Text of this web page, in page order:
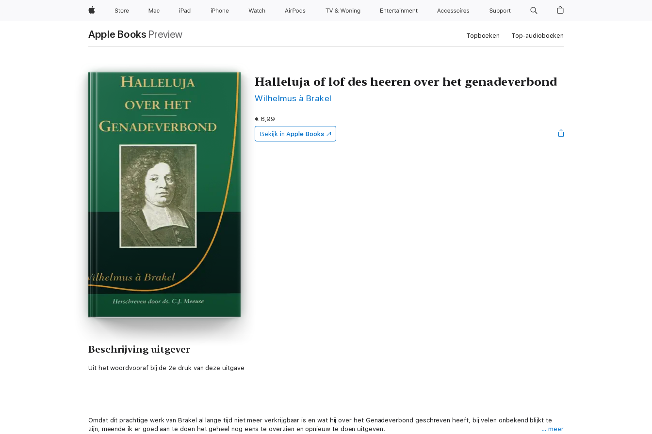
AppleStore Mac iPad iPhone Watch AirPods TV & Woning Entertainment Accessoires Support
Apple Books Preview Topboeken Top-audioboeken
Halleluja of lof des heeren over het genadeverbond
Wilhelmus à Brakel
€ 6,99
Bekijk in Apple Books
Beschrijving uitgever
Uit het woordvooraf bij de 2e druk van deze uitgave
Omdat dit prachtige werk van Brakel al lange tijd niet meer verkrijgbaar is en wat hij over het Genadeverbond geschreven heeft, bij velen onbekend blijkt te
zijn, meende ik er goed aan te doen het geheel nog eens te overzien en opnieuw te doen uitgeven.
… meer